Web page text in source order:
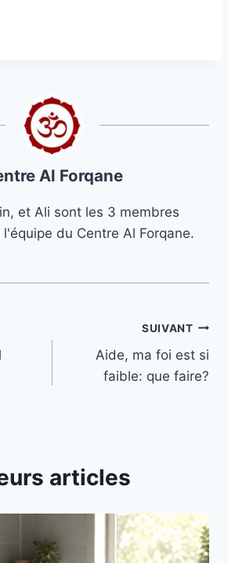
Al Forqane
et Ali sont les 3 membres
du Centre Al Forqane.
SUIVANT
Aide, ma foi est si
faible: que faire?
articles